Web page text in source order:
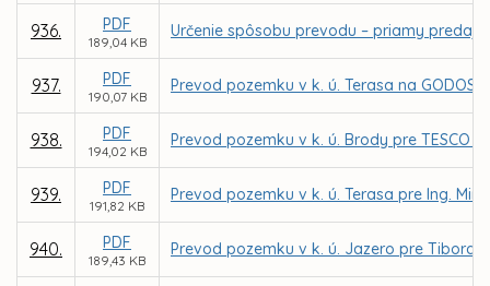
936. PDF
189,04 KB
Určenie spôsobu prevodu – priamy predaj
937. PDF
190,07 KB
Prevod pozemku v k. ú. Terasa na GODOS
938. PDF
194,02 KB
Prevod pozemku v k. ú. Brody pre TESCO
939. PDF
191,82 KB
Prevod pozemku v k. ú. Terasa pre Ing.
940. PDF
189,43 KB
Prevod pozemku v k. ú. Jazero pre Tibora